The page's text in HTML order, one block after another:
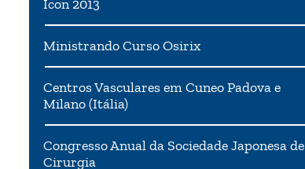
Icon 2013
Ministrando Curso Osirix
Centros Vasculares em Cuneo Padova e
Milano (Itália)
Congresso Anual da Sociedade Japonesa de
Cirurgia